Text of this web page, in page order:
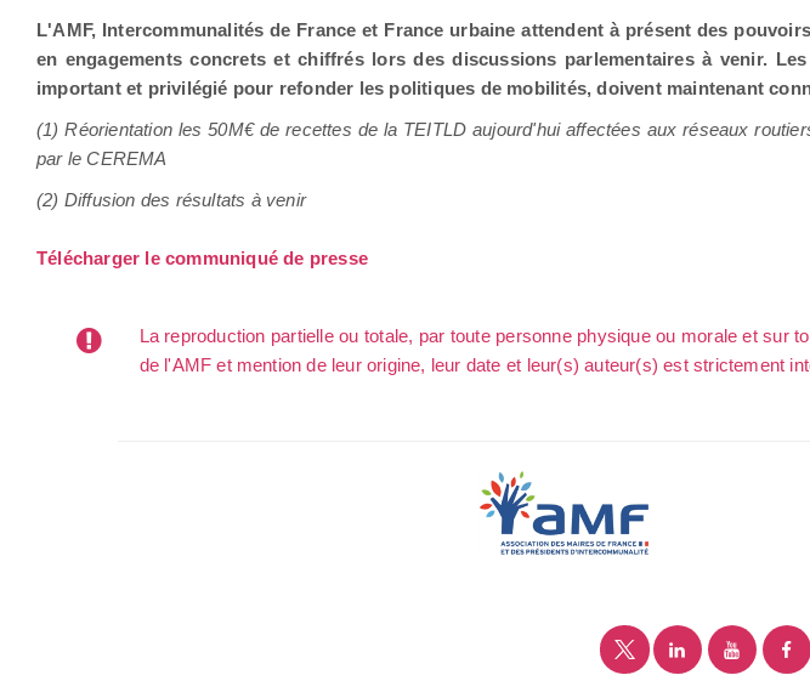
L'AMF, Intercommunalités de France et France urbaine attendent à présent des
en engagements concrets et chiffrés lors des discussions parlementaires à venir.
important et privilégié pour refonder les politiques de mobilités, doivent maintenant
(1) Réorientation les 50M€ de recettes de la TEITLD aujourd'hui affectées aux réseaux
par le CEREMA
(2) Diffusion des résultats à venir
Télécharger le communiqué de presse
La reproduction partielle ou totale, par toute personne physique ou morale et
de l'AMF et mention de leur origine, leur date et leur(s) auteur(s) est strictement